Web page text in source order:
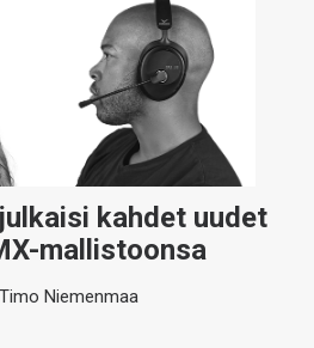
kahdet uudet
mallistoonsa
Timo Niemenmaa